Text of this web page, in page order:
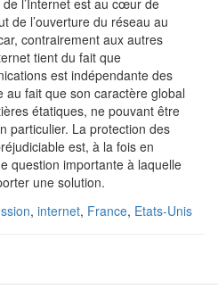
l’Internet est au cœur de
de l’ouverture du réseau au
contrairement aux autres
tient du fait que
est indépendante des
au fait que son caractère global
étatiques, ne pouvant être
particulier. La protection des
est, à la fois en
question importante à laquelle
une solution.
, internet, France, Etats-Unis